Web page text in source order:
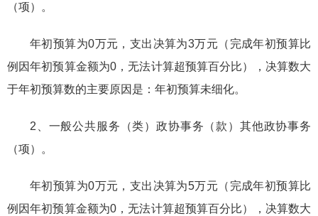
（项）。
年初预算为0万元，支出决算为3万元（完成年初预算比
例因年初预算金额为0，无法计算超预算百分比），决算数大
于年初预算数的主要原因是：年初预算未细化。
2、一般公共服务（类）政协事务（款）其他政协事务
（项）。
年初预算为0万元，支出决算为5万元（完成年初预算比
例因年初预算金额为0，无法计算超预算百分比），决算数大